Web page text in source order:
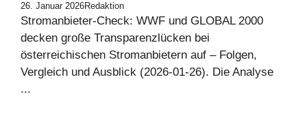
26. Januar 2026Redaktion
Stromanbieter-Check: WWF und GLOBAL 2000
decken große Transparenzlücken bei
österreichischen Stromanbietern auf – Folgen,
Vergleich und Ausblick (2026-01-26). Die Analyse
...